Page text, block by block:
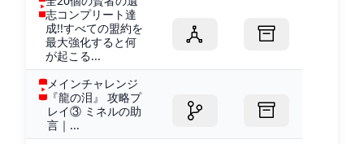
志コンプリート達
成!!すべての盟約を
最大強化すると何
が起こる...
メインチャレンジ
『龍の泪』 攻略プ
レイ③ ミネルの助
言｜...